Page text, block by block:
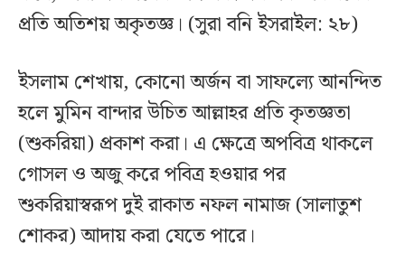
প্রতি অতিশয় অকৃতজ্ঞ। (সুরা বনি ইসরাইল: ২৮)
ইসলাম শেখায়, কোনো অর্জন বা সাফল্যে আনন্দিত
হলে মুমিন বান্দার উচিত আল্লাহর প্রতি কৃতজ্ঞতা
(শুকরিয়া) প্রকাশ করা। এ ক্ষেত্রে অপবিত্র থাকলে
গোসল ও অজু করে পবিত্র হওয়ার পর
শুকরিয়াস্বরূপ দুই রাকাত নফল নামাজ (সালাতুশ
শোকর) আদায় করা যেতে পারে।